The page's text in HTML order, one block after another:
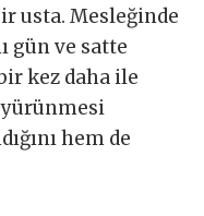
usta. Mesleğinde
gün ve satte
kez daha ile
yürünmesi
hem de